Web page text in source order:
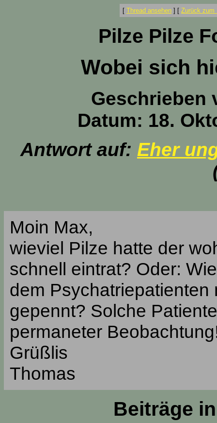
[ Thread ansehen ] [ Zurück zum
Pilze Pilze
Wobei sich
Geschrieben
Datum: 18.
Antwort auf: Eher
Moin Max,
wieviel Pilze hatte der
schnell eintrat? Oder:
dem
gepennt? Solche
permaneter
Grüßlis
Thomas
Beiträge